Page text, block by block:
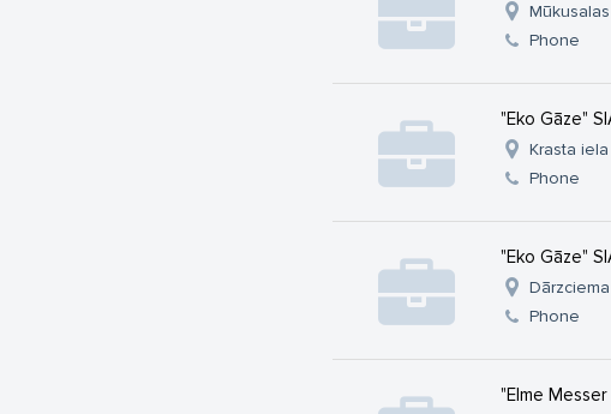
Phone
"Eko Gāze"
Krasta iela
Phone
"Eko Gāze"
Phone
"Elme